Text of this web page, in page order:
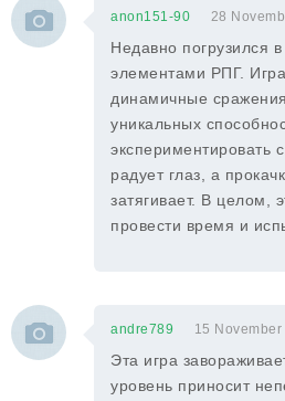
anon151-90 28
Недавно погрузился
элементами РПГ.
динамичные
уникальных
экспериментировать
радует глаз, а
затягивает. В целом,
провести время и
andre789 15
Эта игра
уровень приносит